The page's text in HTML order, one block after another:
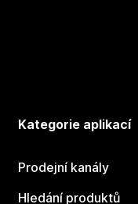
Kategorie aplikací
Prodejní kanály
Hledání produktů